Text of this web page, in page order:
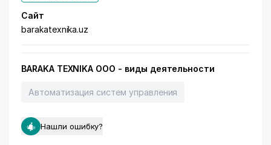
Сайт
barakatexnika.uz
BARAKA TEXNIKA ООО - виды деятельности
Автоматизация систем управления
Нашли ошибку?